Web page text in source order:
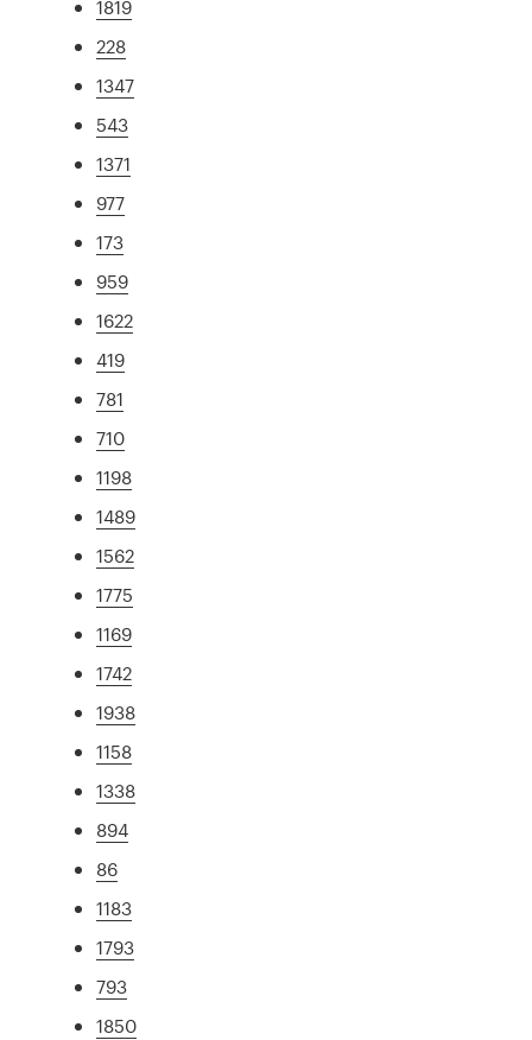
1819
228
1347
543
1371
977
173
959
1622
419
781
710
1198
1489
1562
1775
1169
1742
1938
1158
1338
894
86
1183
1793
793
1850